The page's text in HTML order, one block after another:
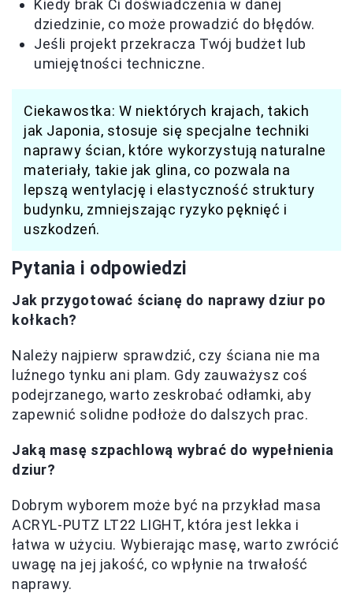
Kiedy brak Ci doświadczenia w danej
dziedzinie, co może prowadzić do błędów.
Jeśli projekt przekracza Twój budżet lub
umiejętności techniczne.
Ciekawostka: W niektórych krajach, takich
jak Japonia, stosuje się specjalne techniki
naprawy ścian, które wykorzystują naturalne
materiały, takie jak glina, co pozwala na
lepszą wentylację i elastyczność struktury
budynku, zmniejszając ryzyko pęknięć i
uszkodzeń.
Pytania i odpowiedzi
Jak przygotować ścianę do naprawy dziur po
kołkach?
Należy najpierw sprawdzić, czy ściana nie ma
luźnego tynku ani plam. Gdy zauważysz coś
podejrzanego, warto zeskrobać odłamki, aby
zapewnić solidne podłoże do dalszych prac.
Jaką masę szpachlową wybrać do wypełnienia
dziur?
Dobrym wyborem może być na przykład masa
ACRYL-PUTZ LT22 LIGHT, która jest lekka i
łatwa w użyciu. Wybierając masę, warto zwrócić
uwagę na jej jakość, co wpłynie na trwałość
naprawy.